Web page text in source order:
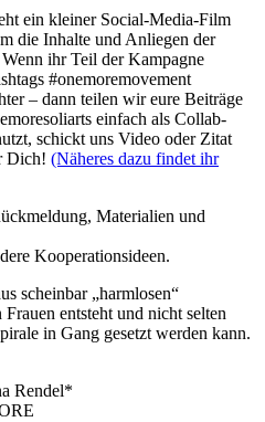
ein kleiner Social-Media-Film
die Inhalte und Anliegen der
ihr Teil der Kampagne
#onemoremovement
– dann teilen wir eure Beiträge
einfach als Collab-
schickt uns Video oder Zitat
Dich! (Näheres dazu findet ihr
Materialien und
Kooperationsideen.
scheinbar „harmlosen“
entsteht und nicht selten
in Gang gesetzt werden kann.
Rendel*